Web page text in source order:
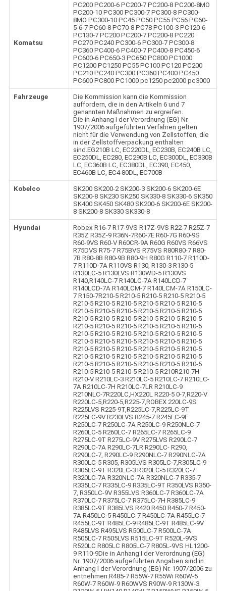
Komatsu
PC200 PC200-6 PC200-7 PC200-8 PC200-8MO
PC200-10 PC300 PC300-7 PC300-8 PC300-
8MO PC300-10 PC45 PC50 PC55 PC56 PC60-
5-6-7 PC60-8 PC70-8 PC78 PC100-3 PC120-6
PC130-7 PC200 PC200-7 PC200-8 PC220
PC270 PC240 PC300-6 PC300-7 PC300-8
PC360 PC400-6 PC400-7 PC400-8 PC450-6
PC600-6 PC650-3 PC650 PC800 PC1000
PC1200 PC1250 PC55 PC100 PC120 PC200
PC210 PC240 PC300 PC360 PC400 PC450
PC600 PC800 PC1000 pc1250 pc2000 pc3000
Fahrzeuge
Die Kommission kann die Kommission
auffordern, die in den Artikeln 6 und 7
genannten Maßnahmen zu ergreifen.
Die in Anhang I der Verordnung (EG) Nr.
1907/2006 aufgeführten Verfahren gelten
nicht für die Verwendung von Zellstoffen, die
in der Zellstoffverpackung enthalten
sind.EG210B LC, EC220DL, EC230B, EC240B LC,
EC250DL, EC280, EC290B LC, EC300DL, EC330B
LC, EC360B LC, EC380DL, EC390, EC450,
EC460B LC, EC4 80DL, EC700B
Kobelco
SK200 SK200-2 SK200-3 SK200-6 SK200-6E
SK200-8 SK230 SK250 SK330-8 SK330-6 SK350
SK400 SK450 SK480 SK200-6 SK200-6E SK200-
8 SK200-8 SK330 SK330-8
Hyundai
Robex R16-7 R17-9VS R17Z-9VS R22-7 R25Z-7
R35Z R35Z-9 R36N-7R60-7E R60-7G R60-9S
R60-9VS R60-V R60CR-9A R60G R60VS R66VS
R75DVS R75-7 R75BVS R75VS R80R80-7 R80-
7B R80-8B R80-9B R80-9H R80G R110-7 R110D-
7 R110D-7A R110VS R130, R130-3 R130-5
R130LC-5 R130LVS R130WD-5 R130VS
R140,R140LC-7 R140LC-7A R140LCD-7
R140LCD-7A R140LCM-7 R140LCM-7A R150LC-
7 R150-7R210-5 R210-5 R210-5 R210-5 R210-5
R210-5 R210-5 R210-5 R210-5 R210-5 R210-5
R210-5 R210-5 R210-5 R210-5 R210-5 R210-5
R210-5 R210-5 R210-5 R210-5 R210-5 R210-5
R210-5 R210-5 R210-5 R210-5 R210-5 R210-5
R210-5 R210-5 R210-5 R210-5 R210-5 R210-5
R210-5 R210-5 R210-5 R210-5 R210-5 R210-5
R210-5 R210-5 R210-5 R210-5 R210-5 R210-5
R210-5 R210-5 R210-5 R210-5 R210-5 R210-5
R210-5 R210-5 R210-5 R210-5 R210-5 R210-5
R210-5 R210-5 R210-5 R210-5 R210R210-7H
R210-V R210LC-3 R210LC-5 R210LC-7 R210LC-
7A R210LC-7H R210LC-7LR R210LC-9
R210NLC-7R220LC,HX220L R220-5 0-7,R220-V
R220LC-5,R220-5,R225-7,ROBEX 220LC-9S
R225LVS R225-9T,R225LC-7,R225LC-9T
R225LC-9V R230LVS R245-7 R245LC-9F
R250LC-7 R250LC-7A R250LC-9 R250NLC-7
R260LC-5 R260LC-7 R265LC-7 R265LC-9
R275LC-9T R275LC-9V R275LVS R290LC-7
R290LC-7A R290LC-7LR R290LC- R290,
R290LC-7, R290LC-9 R290NLC-7 R290NLC-7A
R300LC-5 R305, R305LVS R305LC-7,R305LC-9
R305LC-9T R320LC-3 R320LC-5 R320LC-7
R320LC-7A R320NLC-7A R320NLC-7 R335-7
R335LC-7 R335LC-9 R335LC-9T R350LVS R350-
7, R350LC-9V R355LVS R360LC-7 R360LC-7A
R370LC-7 R375LC-7 R375LC-7H R385LC-9
R385LC-9T R385LVS R420 R450 R450-7 R450-
7A R450LC-5 R450LC-7 R450LC-7A R455LC-7
R455LC-9T R485LC-9 R485LC-9T R485LC-9V
R485LVS R495LVS R500LC-7 R500LC-7A
R505LC-7 R505LVS R515LC-9T R520L-9VS
R520LC R805LC R805LC-7 R805L-9VS HL1200-
9 R110-9Die in Anhang I der Verordnung (EG)
Nr. 1907/2006 aufgeführten Angaben sind in
Anhang I der Verordnung (EG) Nr. 1907/2006 zu
entnehmen.R485-7 R55W-7 R55Wi R60W-5
R60W-7 R60W-9 R60WVS R90W-9 R130W-3